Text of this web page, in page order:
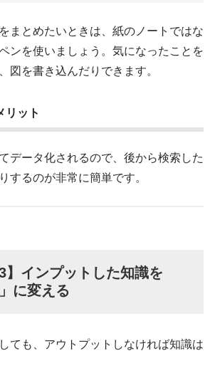
まとめたいときは、紙のノートではな
ンを使いましょう。気になったことを
図を書き込んだりできます。
リット
データ化されるので、後から検索した
するのが非常に簡単です。
】インプットした知識を
に変える
ても、アウトプットしなければ知識は